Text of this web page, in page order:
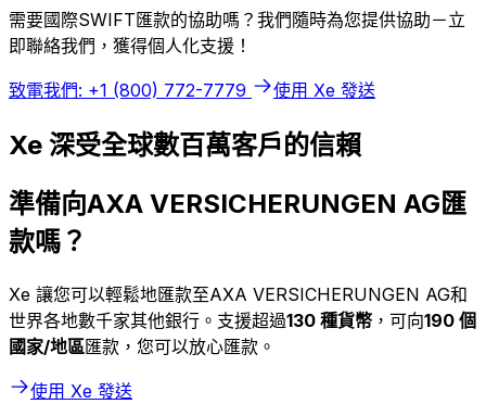
需要國際SWIFT匯款的協助嗎？我們隨時為您提供協助－立
即聯絡我們，獲得個人化支援！
致電我們: +1 (800) 772-7779 使用 Xe 發送
Xe 深受全球數百萬客戶的信賴
準備向AXA VERSICHERUNGEN AG匯
款嗎？
Xe 讓您可以輕鬆地匯款至AXA VERSICHERUNGEN AG和
世界各地數千家其他銀行。支援超過130 種貨幣 ，可向190 個
國家/地區匯款，您可以放心匯款。
使用 Xe 發送